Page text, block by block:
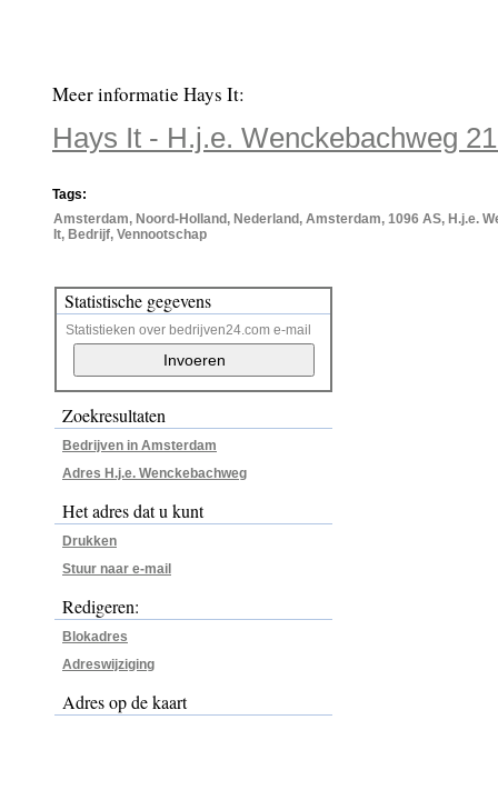
Meer informatie Hays It:
Hays It - H.j.e. Wenckebachweg
Tags:
Amsterdam, Noord-Holland, Nederland, Amsterdam, 1096 AS, H.j.e.
It, Bedrijf, Vennootschap
Statistische gegevens
Statistieken over bedrijven24.com e-mail
Zoekresultaten
Bedrijven in Amsterdam
Adres H.j.e. Wenckebachweg
Het adres dat u kunt
Drukken
Stuur naar e-mail
Redigeren:
Blokadres
Adreswijziging
Adres op de kaart